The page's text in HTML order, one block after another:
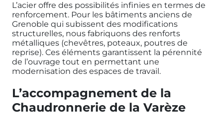
L’acier offre des possibilités infinies en termes de
renforcement. Pour les bâtiments anciens de
Grenoble qui subissent des modifications
structurelles, nous fabriquons des renforts
métalliques (chevêtres, poteaux, poutres de
reprise). Ces éléments garantissent la pérennité
de l’ouvrage tout en permettant une
modernisation des espaces de travail.
L’accompagnement de la
Chaudronnerie de la Varèze